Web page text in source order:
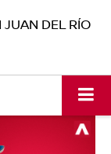
DEL RÍO